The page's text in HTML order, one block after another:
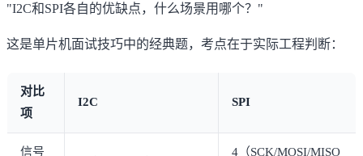
"I2C和SPI各自的优缺点，什么场景用哪个？"
这是单片机面试技巧中的经典题，考点在于实际工程判断：
对比
项
I2C SPI
信号
4（SCK/MOSI/MISO